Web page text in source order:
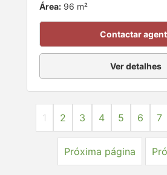
Área: 96 m²
Contactar
Ver detalhes
1 2 3 4 5 6 7
Próxima página